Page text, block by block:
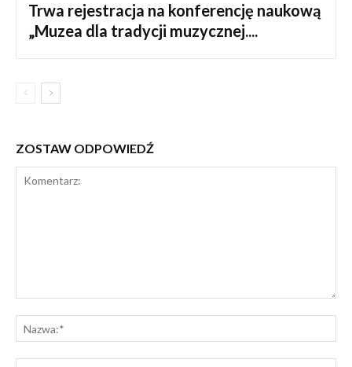
Trwa rejestracja na konferencję naukową
„Muzea dla tradycji muzycznej....
ZOSTAW ODPOWIEDŹ